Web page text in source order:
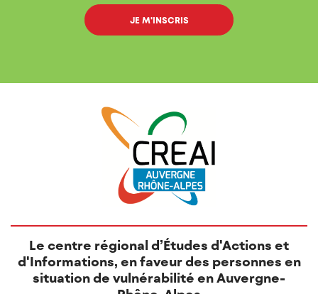
Le centre régional d’Études d'Actions et
d'Informations, en faveur des personnes en
situation de vulnérabilité en Auvergne-